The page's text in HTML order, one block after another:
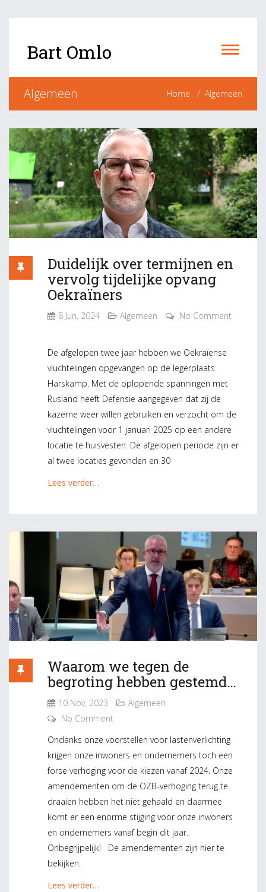
Bart Omlo
Algemeen Home Algemeen
Duidelijk over termijnen en
vervolg tijdelijke opvang
Oekraïners
8 Jun, 2024 Algemeen No Comment
De afgelopen twee jaar hebben we Oekraïense
vluchtelingen opgevangen op de legerplaats
Harskamp. Met de oplopende spanningen met
Rusland heeft Defensie aangegeven dat zij de
kazerne weer willen gebruiken en verzocht om de
vluchtelingen voor 1 januari 2025 op een andere
locatie te huisvesten. De afgelopen periode zijn er
al twee locaties gevonden en 30
Lees verder…
Waarom we tegen de
begroting hebben gestemd…
10 Nov, 2023
Algemeen
No Comment
Ondanks onze voorstellen voor lastenverlichting
krijgen onze inwoners en ondernemers toch een
forse verhoging voor de kiezen vanaf 2024. Onze
amendementen om de OZB-verhoging terug te
draaien hebben het niet gehaald en daarmee
komt er een enorme stijging voor onze inwoners
en ondernemers vanaf begin dit jaar.
Onbegrijpelijk! De amendementen zijn hier te
bekijken:
Lees verder…